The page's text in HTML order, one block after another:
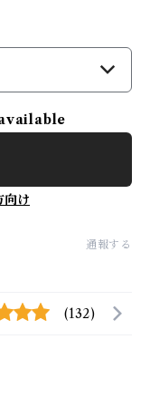
向け
通報する
(132)